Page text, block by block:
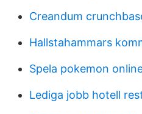
Creandum
Hallstahammars
Spela pokemon
Lediga jobb hotell